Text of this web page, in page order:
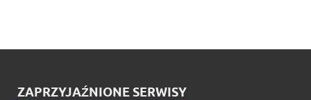
ZAPRZYJAŹNIONE SERWISY